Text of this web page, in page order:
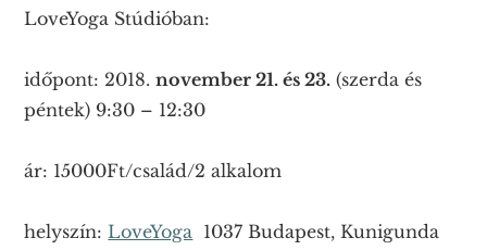
LoveYoga Stúdióban:
időpont: 2018.november 21. és 23. (szerda és
péntek) 9:30 – 12:30
ár: 15000Ft/család/2 alkalom
helyszín:LoveYoga 1037 Budapest, Kunigunda